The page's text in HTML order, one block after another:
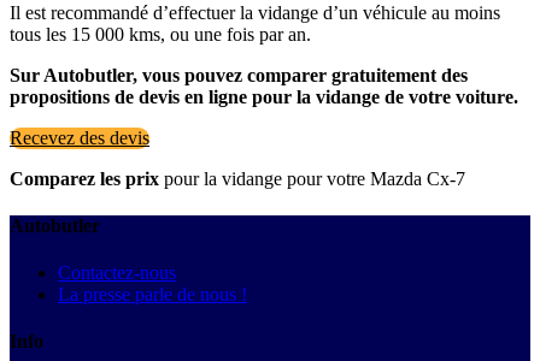
Il est recommandé d’effectuer la vidange d’un véhicule au moins
tous les 15 000 kms, ou une fois par an.
Sur Autobutler, vous pouvez comparer gratuitement des
propositions de devis en ligne pour la vidange de votre voiture.
Recevez des devis
Comparez les prix pour la vidange pour votre Mazda Cx-7
Autobutler
Contactez-nous
La presse parle de nous !
Info